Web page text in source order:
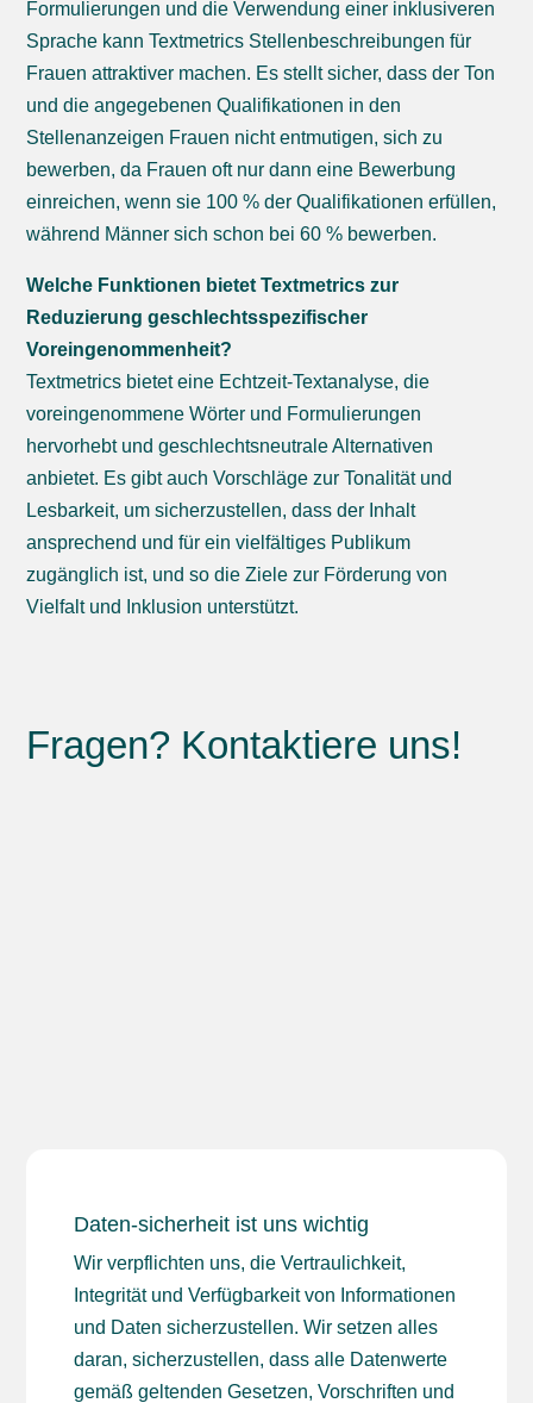
Formulierungen und die Verwendung einer inklusiveren
Sprache kann Textmetrics Stellenbeschreibungen für
Frauen attraktiver machen. Es stellt sicher, dass der Ton
und die angegebenen Qualifikationen in den
Stellenanzeigen Frauen nicht entmutigen, sich zu
bewerben, da Frauen oft nur dann eine Bewerbung
einreichen, wenn sie 100 % der Qualifikationen erfüllen,
während Männer sich schon bei 60 % bewerben.
Welche Funktionen bietet Textmetrics zur
Reduzierung geschlechtsspezifischer
Voreingenommenheit?
Textmetrics bietet eine Echtzeit-Textanalyse, die
voreingenommene Wörter und Formulierungen
hervorhebt und geschlechtsneutrale Alternativen
anbietet. Es gibt auch Vorschläge zur Tonalität und
Lesbarkeit, um sicherzustellen, dass der Inhalt
ansprechend und für ein vielfältiges Publikum
zugänglich ist, und so die Ziele zur Förderung von
Vielfalt und Inklusion unterstützt.
Fragen? Kontaktiere uns!
Daten-sicherheit ist uns wichtig
Wir verpflichten uns, die Vertraulichkeit,
Integrität und Verfügbarkeit von Informationen
und Daten sicherzustellen. Wir setzen alles
daran, sicherzustellen, dass alle Datenwerte
gemäß geltenden Gesetzen, Vorschriften und